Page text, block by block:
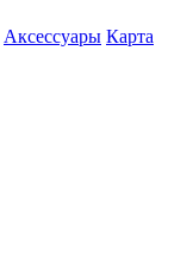
Аксессуары Карта